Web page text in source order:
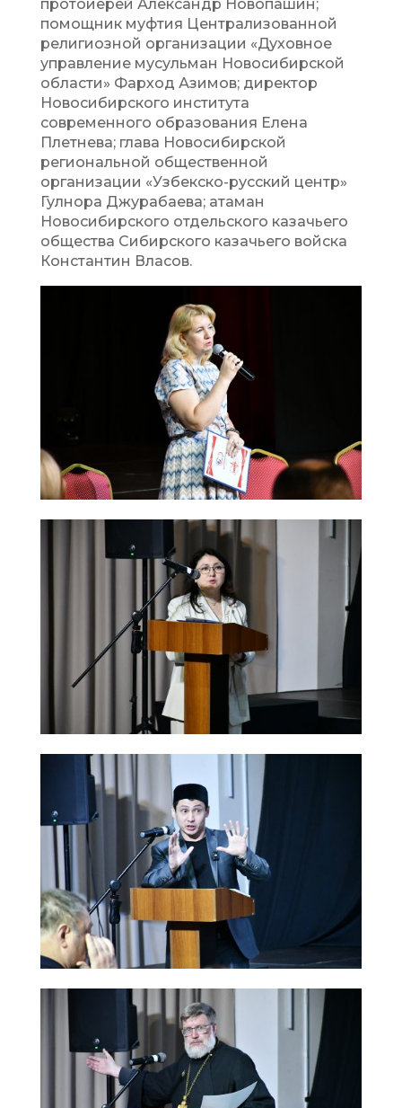
протоиерей Александр Новопашин;
помощник муфтия Централизованной
религиозной организации «Духовное
управление мусульман Новосибирской
области» Фарход Азимов; директор
Новосибирского института
современного образования Елена
Плетнева; глава Новосибирской
региональной общественной
организации «Узбекско-русский центр»
Гулнора Джурабаева; атаман
Новосибирского отдельского казачьего
общества Сибирского казачьего войска
Константин Власов.